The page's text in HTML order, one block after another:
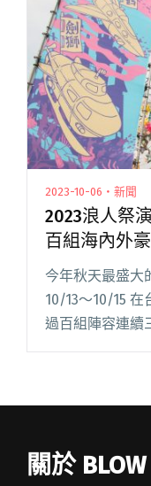
司主唱柯大堡閱
證家鄉新埔的變
〈起〉：「家，
念。」"
2023-10-06・新聞
2023浪人祭
百組海內外
今年秋天最盛
10/13～10/15
過百組陣容連續
關於 BLOW